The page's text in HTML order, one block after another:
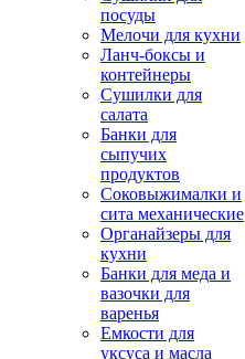
посуды
Мелочи для кухни
Ланч-боксы и
контейнеры
Сушилки для
салата
Банки для
сыпучих
продуктов
Соковыжималки и
сита механические
Органайзеры для
кухни
Банки для меда и
вазочки для
варенья
Емкости для
уксуса и масла